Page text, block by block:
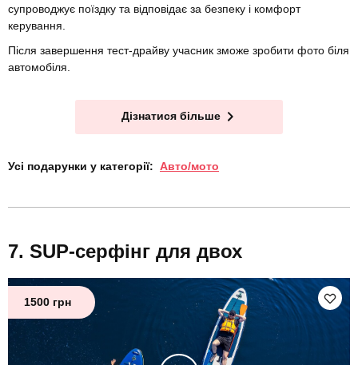
супроводжує поїздку та відповідає за безпеку і комфорт
керування.
Після завершення тест-драйву учасник зможе зробити фото біля
автомобіля.
Дізнатися більше
Усі подарунки у категорії: Авто/мото
SUP-серфінг для двох
1500 грн